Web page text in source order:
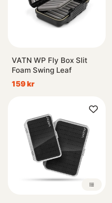
VATN WP Fly Box Slit
Foam Swing Leaf
159 kr